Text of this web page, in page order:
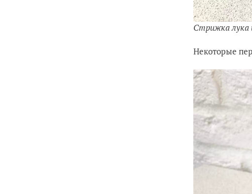
Стрижка лука
Некоторые